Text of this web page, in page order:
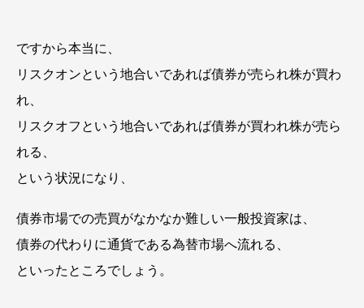
ですから本当に、
リスクオンという地合いであれば債券が売られ株が買わ
れ、
リスクオフという地合いであれば債券が買われ株が売ら
れる、
という状況になり、
債券市場での売買がなかなか難しい一般投資家は、
債券の代わりに通貨である為替市場へ流れる、
といったところでしょう。